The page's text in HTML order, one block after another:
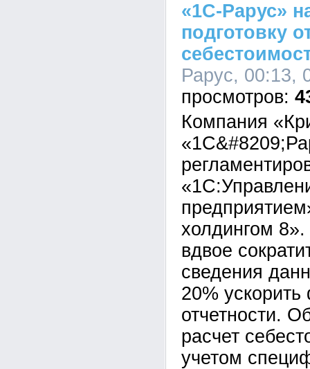
«1С-Рарус»
подготовку
Рарус, 00:13,
Компания
холдингом
вдвое
сведения
20%
отчетности.
расчет
учетом